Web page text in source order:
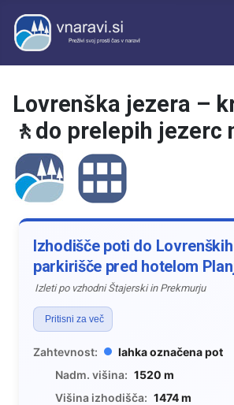
Lovrenška jezera –
🚶do prelepih jezerc
Izhodišče poti do
parkirišče pred hotelom
Izleti po vzhodni Štajerski in Prekmurju
Pritisni za več
Zahtevnost:
lahka označena pot
Nadm. višina: 1520 m
Višina izhodišča: 1474 m